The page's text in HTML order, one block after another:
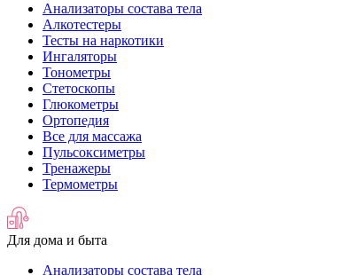
Анализаторы состава тела
Алкотестеры
Тесты на наркотики
Ингаляторы
Тонометры
Стетоскопы
Глюкометры
Ортопедия
Все для массажа
Пульсоксиметры
Тренажеры
Термометры
Для дома и быта
Анализаторы состава тела